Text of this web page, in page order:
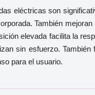
eléctricas son
También
elevada facilita la
sin esfuerzo.
para el usuario.